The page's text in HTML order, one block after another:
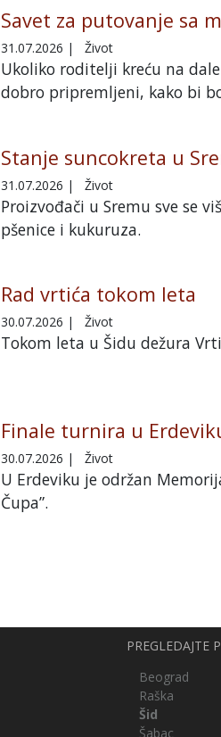
Savet za putovanje sa
31.07.2026 | Život
Ukoliko roditelji kreću na
dobro pripremljeni, kako bi
Stanje suncokreta u
31.07.2026 | Život
Proizvođači u Sremu sve se
pšenice i kukuruza.
Rad vrtića tokom leta
30.07.2026 | Život
Tokom leta u Šidu dežura
Finale turnira u
30.07.2026 | Život
U Erdeviku je održan
Čupa”.
PREGLEDAJTE
Beograd
Raška
Šid
Šabac